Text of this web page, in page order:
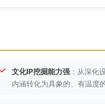
文化IP挖掘能力强 ：从深化
内涵转化为具象的、有温度